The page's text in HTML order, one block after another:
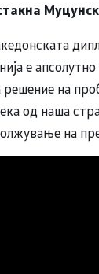
е
на
од наша
на